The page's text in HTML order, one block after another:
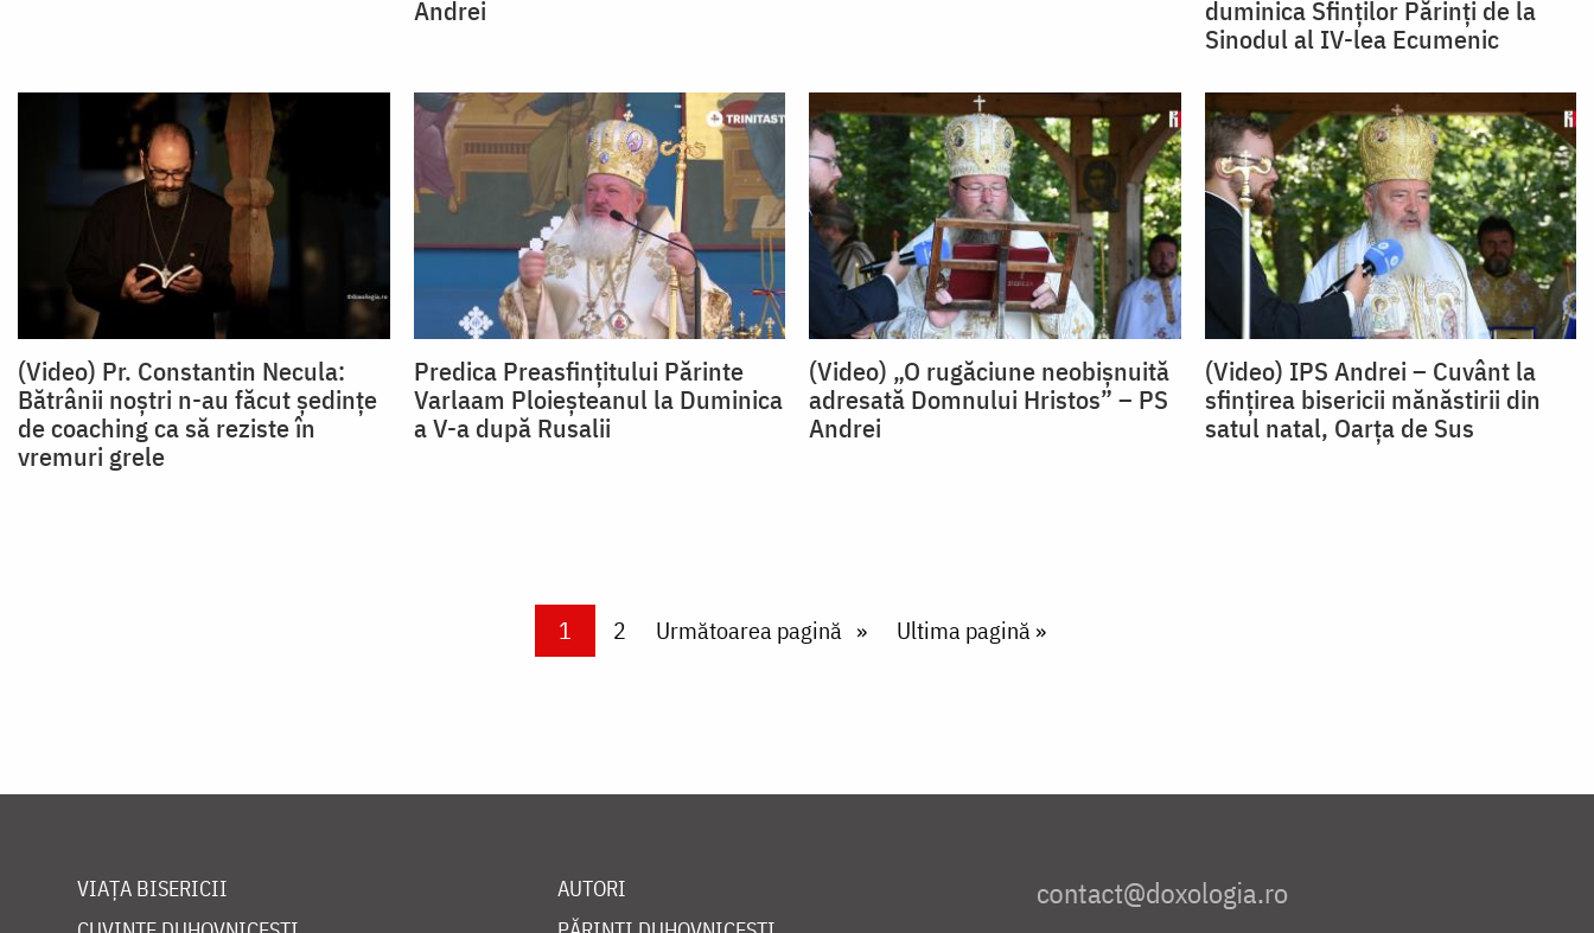
Andrei
duminica Sfinților Părinți de la
Sinodul al IV-lea Ecumenic
(Video) Pr. Constantin Necula:
Bătrânii noștri n-au făcut ședințe
de coaching ca să reziste în
vremuri grele
Predica Preasfințitului Părinte
Varlaam Ploieșteanul la Duminica
a V-a după Rusalii
(Video) „O rugăciune neobișnuită
adresată Domnului Hristos” – PS
Andrei
(Video) IPS Andrei – Cuvânt la
sfințirea bisericii mănăstirii din
satul natal, Oarța de Sus
Current page
1 Page
2 Next page
Următoarea pagină Last page
Ultima pagină »
VIAȚA BISERICII
AUTORI